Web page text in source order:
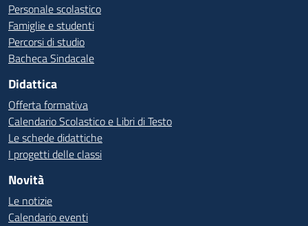
Personale scolastico
Famiglie e studenti
Percorsi di studio
Bacheca Sindacale
Didattica
Offerta formativa
Calendario Scolastico e Libri di Testo
Le schede didattiche
I progetti delle classi
Novità
Le notizie
Calendario eventi